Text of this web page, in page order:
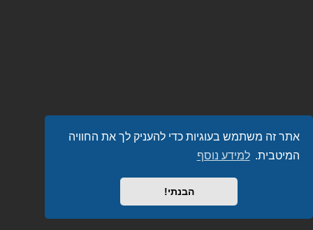
אתר זה משתמש בעוגיות כדי להעניק לך את החוויה
המיטבית. למידע נוסף
הבנתי!